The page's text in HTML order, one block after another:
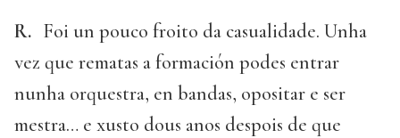
R. Foi un pouco froito da casualidade. Unha
vez que rematas a formación podes entrar
nunha orquestra, en bandas, opositar e ser
mestra… e xusto dous anos despois de que